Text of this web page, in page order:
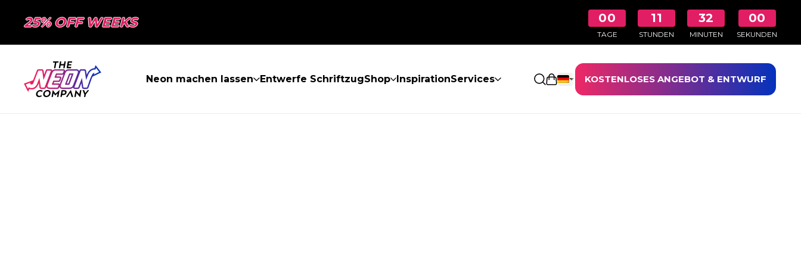
25% OFF WEEKS 00
TAGE
11
STUNDEN
32
MINUTEN
00
SEKUNDEN
Neon machen lassen Entwerfe SchriftzugShop InspirationServices Einkaufswagen öffnen
KOSTENLOSES ANGEBOT & ENTWURF